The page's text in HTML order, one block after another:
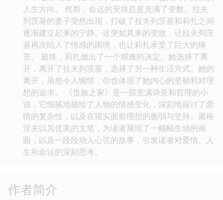
人生方向。 然而，命运的安排总是充满了变数。拉夫
列茨基的妻子突然出现，打破了拉夫列茨基和莉扎之间
逐渐建立起来的宁静。这突如其来的变故，让拉夫列茨
基再次陷入了情感的困境，也让莉扎承受了巨大的痛
苦。 最终，莉扎做出了一个艰难的决定。她选择了离
开，离开了拉夫列茨基，选择了另一种生活方式。她的
离开，虽然令人惋惜，但也体现了她内心的坚韧和对理
想的追求。 《贵族之家》是一部充满诗意和哲理的小
说，它细腻地描绘了人物的情感变化，深刻地探讨了爱
情的复杂性，以及在现实面前理想的脆弱与坚持。屠格
涅夫以其优美的文笔，为读者展现了一幅幅生动的画
面，以及一段段动人心弦的故事，引发读者对爱情、人
生和命运的深刻思考。
作者简介